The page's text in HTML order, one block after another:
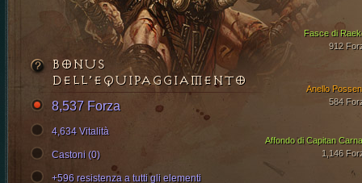
Fasce di
912
Affondo di Capitan
1,146
Anello
584
BONUS
DELL’EQUIPAGGIAMENTO
8,537 Forza
4,634 Vitalità
Castoni (0)
+596 resistenza a tutti gli elementi